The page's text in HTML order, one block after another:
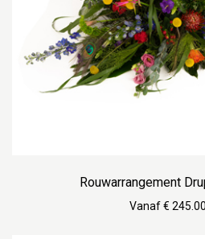
Rouwarrangement
Vanaf € 245.00